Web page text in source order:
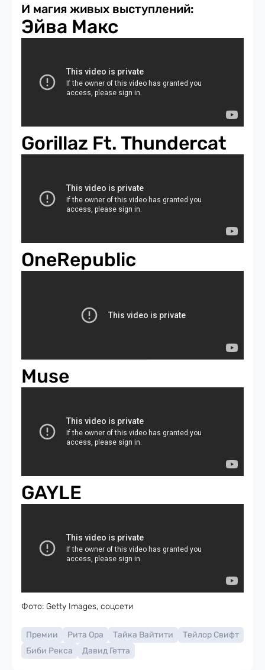
И магия живых выступлений:
Эйва Макс
Gorillaz Ft. Thundercat
OneRepublic
Muse
GAYLE
Фото: Getty Images, соцсети
Премии Рита Ора Тайка Вайтити
Тейлор Свифт
Биби Рекса
Давид Гетта